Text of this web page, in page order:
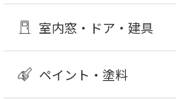
室内窓・ドア・建具
ペイント・塗料